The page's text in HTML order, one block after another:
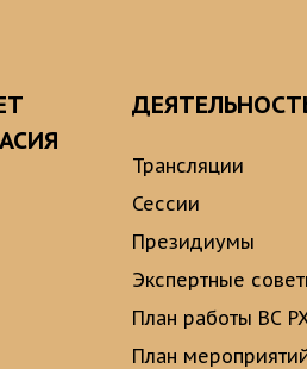
Трансляции
Сессии
Президиумы
Экспертные
План работы ВС
План